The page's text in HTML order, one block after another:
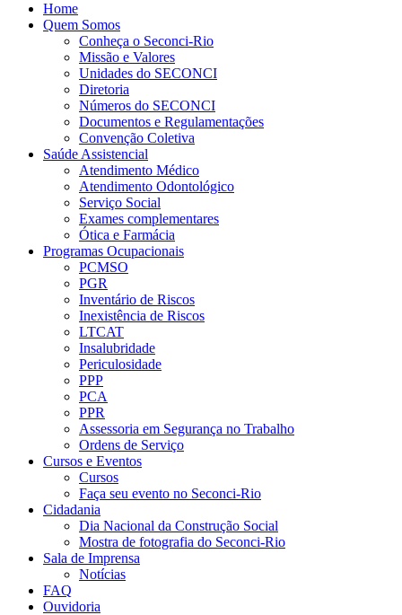
Home
Quem Somos
Conheça o Seconci-Rio
Missão e Valores
Unidades do SECONCI
Diretoria
Números do SECONCI
Documentos e Regulamentações
Convenção Coletiva
Saúde Assistencial
Atendimento Médico
Atendimento Odontológico
Serviço Social
Exames complementares
Ótica e Farmácia
Programas Ocupacionais
PCMSO
PGR
Inventário de Riscos
Inexistência de Riscos
LTCAT
Insalubridade
Periculosidade
PPP
PCA
PPR
Assessoria em Segurança no Trabalho
Ordens de Serviço
Cursos e Eventos
Cursos
Faça seu evento no Seconci-Rio
Cidadania
Dia Nacional da Construção Social
Mostra de fotografia do Seconci-Rio
Sala de Imprensa
Notícias
FAQ
Ouvidoria